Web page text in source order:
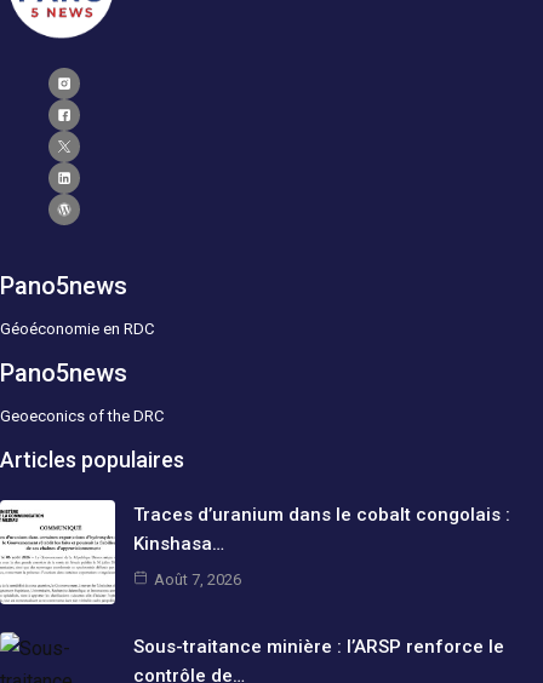
Pano5news
Géoéconomie en RDC
Pano5news
Geoeconics of the DRC
Articles populaires
Traces d’uranium dans le cobalt congolais :
Kinshasa…
Août 7, 2026
Sous-traitance minière : l’ARSP renforce le
contrôle de…